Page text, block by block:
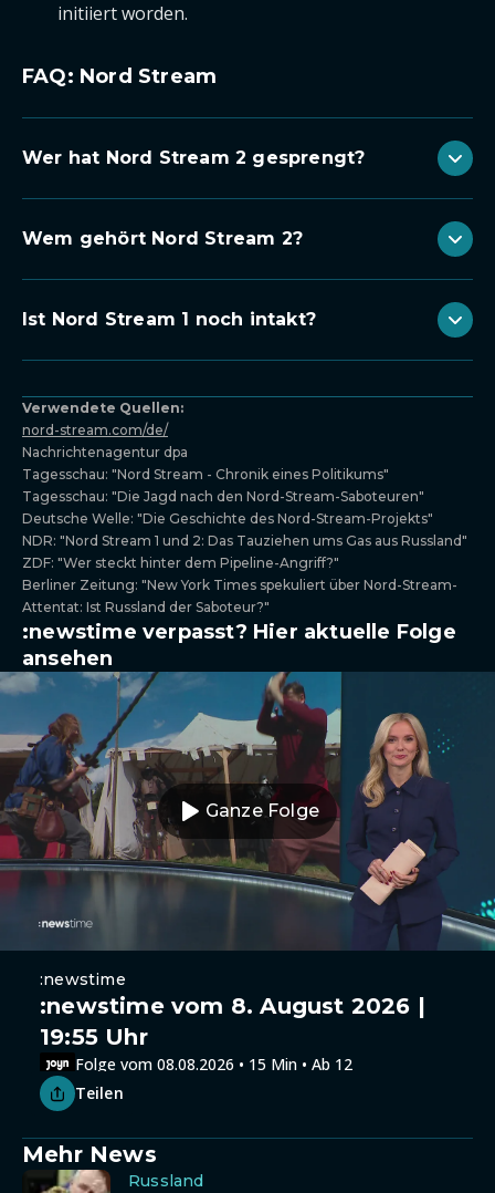
initiiert worden.
FAQ: Nord Stream
Wer hat Nord Stream 2 gesprengt?
Wem gehört Nord Stream 2?
Ist Nord Stream 1 noch intakt?
Verwendete Quellen:
nord-stream.com/de/
Nachrichtenagentur dpa
Tagesschau: "Nord Stream - Chronik eines Politikums"
Tagesschau: "Die Jagd nach den Nord-Stream-Saboteuren"
Deutsche Welle: "Die Geschichte des Nord-Stream-Projekts"
NDR: "Nord Stream 1 und 2: Das Tauziehen ums Gas aus Russland"
ZDF: "Wer steckt hinter dem Pipeline-Angriff?"
Berliner Zeitung: "New York Times spekuliert über Nord-Stream-
Attentat: Ist Russland der Saboteur?"
:newstime verpasst? Hier aktuelle Folge
ansehen
Ganze Folge
:newstime
:newstime vom 8. August 2026 |
19:55 Uhr
Folge vom 08.08.2026 • 15 Min • Ab 12
Teilen
Mehr News
Russland